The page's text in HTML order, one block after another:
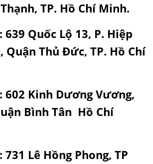
TP. Hồ Chí Minh.
Quốc Lộ 13, P. Hiệp
Quận Thủ Đức, TP. Hồ Chí
602 Kinh Dương Vương,
Bình Tân Hồ Chí
Lê Hồng Phong, TP